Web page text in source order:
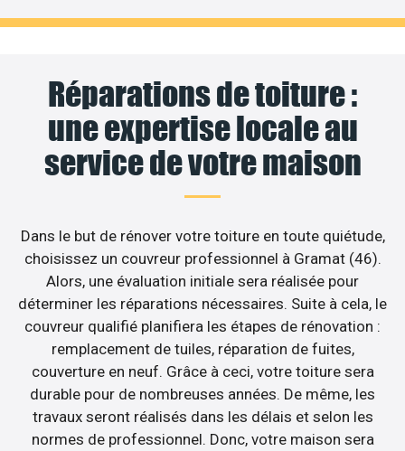
Réparations de toiture :
une expertise locale au
service de votre maison
Dans le but de rénover votre toiture en toute quiétude,
choisissez un couvreur professionnel à Gramat (46).
Alors, une évaluation initiale sera réalisée pour
déterminer les réparations nécessaires. Suite à cela, le
couvreur qualifié planifiera les étapes de rénovation :
remplacement de tuiles, réparation de fuites,
couverture en neuf. Grâce à ceci, votre toiture sera
durable pour de nombreuses années. De même, les
travaux seront réalisés dans les délais et selon les
normes de professionnel. Donc, votre maison sera